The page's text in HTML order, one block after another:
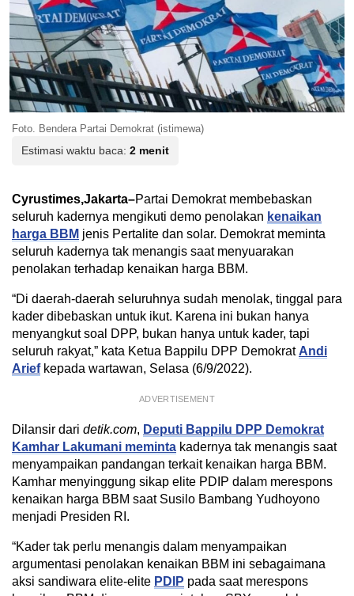
Foto. Bendera Partai Demokrat (istimewa)
Estimasi waktu baca: 2 menit
Cyrustimes,Jakarta–Partai Demokrat membebaskan
seluruh kadernya mengikuti demo penolakan kenaikan
harga BBM jenis Pertalite dan solar. Demokrat meminta
seluruh kadernya tak menangis saat menyuarakan
penolakan terhadap kenaikan harga BBM.
“Di daerah-daerah seluruhnya sudah menolak, tinggal para
kader dibebaskan untuk ikut. Karena ini bukan hanya
menyangkut soal DPP, bukan hanya untuk kader, tapi
seluruh rakyat,” kata Ketua Bappilu DPP Demokrat Andi
Ariefkepada wartawan, Selasa (6/9/2022).
ADVERTISEMENT
Dilansir dari detik.com, Deputi Bappilu DPP Demokrat
Kamhar Lakumani meminta kadernya tak menangis saat
menyampaikan pandangan terkait kenaikan harga BBM.
Kamhar menyinggung sikap elite PDIP dalam merespons
kenaikan harga BBM saat Susilo Bambang Yudhoyono
menjadi Presiden RI.
“Kader tak perlu menangis dalam menyampaikan
argumentasi penolakan kenaikan BBM ini sebagaimana
aksi sandiwara elite-elite PDIP pada saat merespons